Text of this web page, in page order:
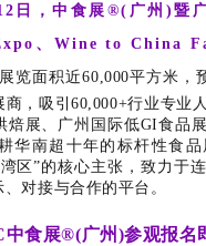
日，中食展®(广州)暨
、Wine to China
展览面积近60,000平方米，
商，吸引60,000+行业专业
焙展、广州国际低GI食品
华南超十年的标杆性食品
区”的核心主张 ，致力于
对接与合作的平台。
中食展®(广州)参观报名